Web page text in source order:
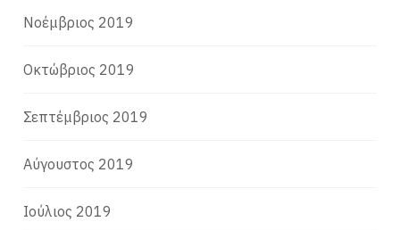
Νοέμβριος 2019
Οκτώβριος 2019
Σεπτέμβριος 2019
Αύγουστος 2019
Ιούλιος 2019